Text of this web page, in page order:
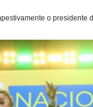
o presidente